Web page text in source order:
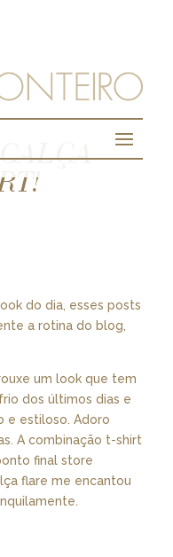
do dia, esses posts
a rotina do blog,
um look que tem
dos últimos dias e
e estiloso. Adoro
A combinação t-shirt
final store
flare me encantou